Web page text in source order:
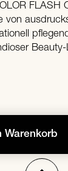
FLASH
von
Warenkorb
Nach oben